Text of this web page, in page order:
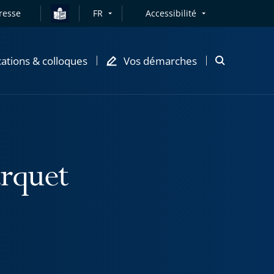
FR Accessibilité
& colloques Vos démarches
Ouvrir